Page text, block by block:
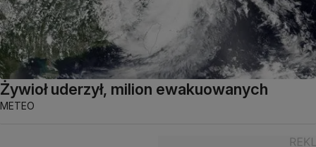
Żywioł uderzył, milion ewakuowanych
METEO